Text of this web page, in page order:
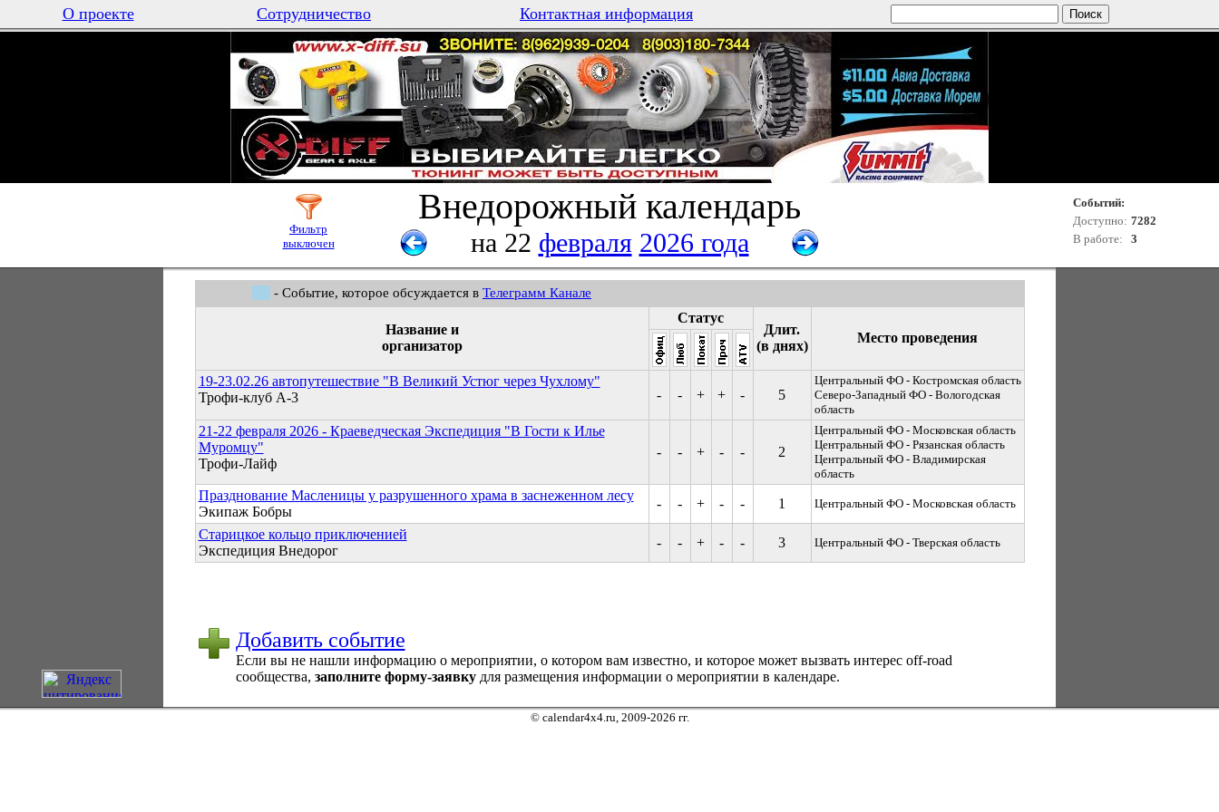
О проекте Сотрудничество Контактная информация
Фильтр
выключен
Внедорожный календарь
на 22 февраля 2026 года
Событий:
Доступно: 7282
В работе:
3
- Событие, которое обсуждается в Телеграмм Канале
Название и
организатор
Статус
Длит.
(в днях)
Место проведения
19-23.02.26 автопутешествие "В Великий Устюг через Чухлому"
Трофи-клуб А-3
- - + + - 5
Центральный ФО - Костромская область
Северо-Западный ФО - Вологодская
область
21-22 февраля 2026 - Краеведческая Экспедиция "В Гости к Илье
Муромцу"
Трофи-Лайф
- - + - - 2
Центральный ФО - Московская область
Центральный ФО - Рязанская область
Центральный ФО - Владимирская
область
Празднование Масленицы у разрушенного храма в заснеженном лесу
Экипаж Бобры
- - + - - 1 Центральный ФО - Московская область
Старицкое кольцо приключенией
Экспедиция Внедорог
- - + - - 3 Центральный ФО - Тверская область
Добавить событие
Если вы не нашли информацию о мероприятии, о котором вам известно, и которое может вызвать интерес оff-road
сообщества, заполните форму-заявкудля размещения информации о мероприятии в календаре.
© calendar4x4.ru, 2009-2026 гг.